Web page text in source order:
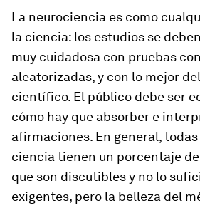
La neurociencia es como
la ciencia: los estudios se
muy cuidadosa con pruebas
aleatorizadas, y con lo mejor
científico. El público debe ser
cómo hay que absorber e
afirmaciones. En general,
ciencia tienen un porcentaje
que son discutibles y no lo
exigentes, pero la belleza del